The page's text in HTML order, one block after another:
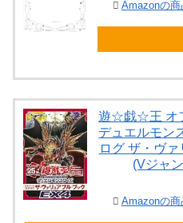
Amazonの
遊☆戯☆王 オ
デュエルモン
ログ ザ・ヴ
(Vジャ
Amazonの